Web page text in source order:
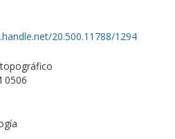
20.500.11788/1294
0506